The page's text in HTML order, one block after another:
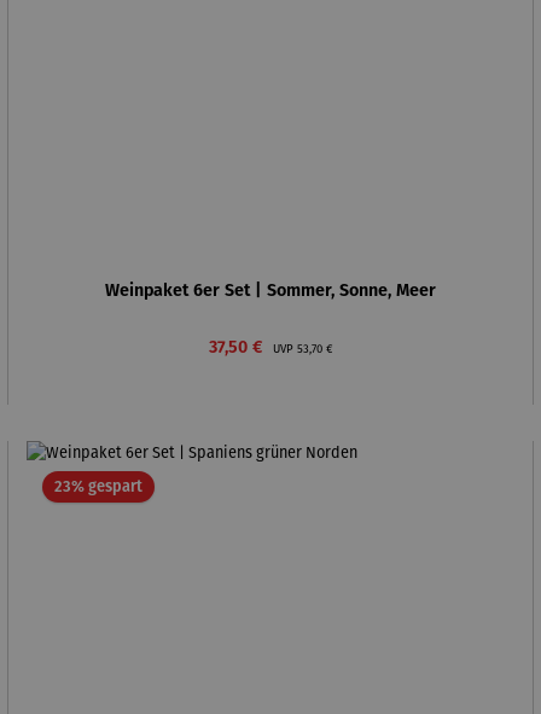
Weinpaket 6er Set | Sommer, Sonne, Meer
Verkaufspreis:
37,50 € UVP Regulärer Preis:
53,70 €
23% gespartRabatt